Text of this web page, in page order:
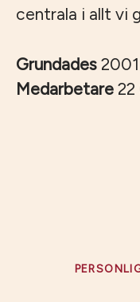
centrala i allt vi
Grundades 2001
Medarbetare